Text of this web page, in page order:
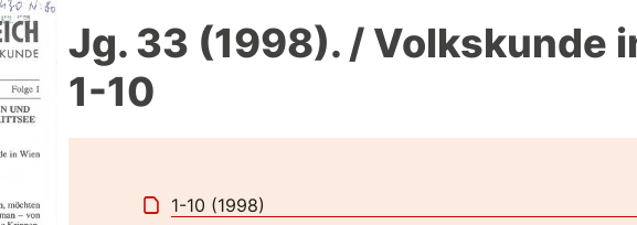
Jg. 33 (1998). / Volkskunde
1-10
1-10 (1998)